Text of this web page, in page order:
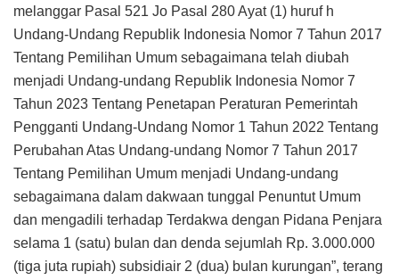
melanggar Pasal 521 Jo Pasal 280 Ayat (1) huruf h
Undang-Undang Republik Indonesia Nomor 7 Tahun 2017
Tentang Pemilihan Umum sebagaimana telah diubah
menjadi Undang-undang Republik Indonesia Nomor 7
Tahun 2023 Tentang Penetapan Peraturan Pemerintah
Pengganti Undang-Undang Nomor 1 Tahun 2022 Tentang
Perubahan Atas Undang-undang Nomor 7 Tahun 2017
Tentang Pemilihan Umum menjadi Undang-undang
sebagaimana dalam dakwaan tunggal Penuntut Umum
dan mengadili terhadap Terdakwa dengan Pidana Penjara
selama 1 (satu) bulan dan denda sejumlah Rp. 3.000.000
(tiga juta rupiah) subsidiair 2 (dua) bulan kurungan”, terang